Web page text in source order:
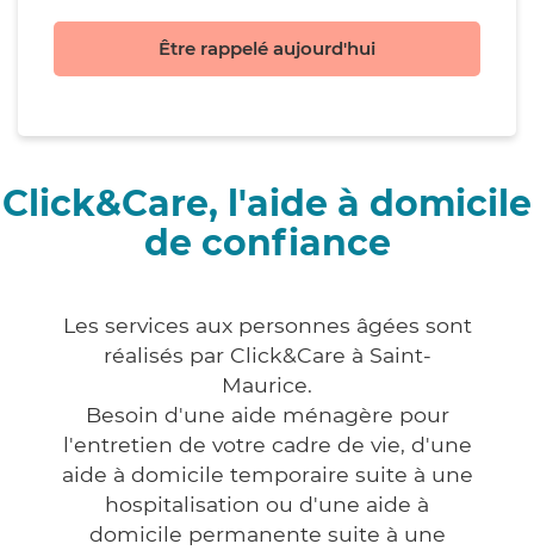
Être rappelé aujourd'hui
Click&Care, l'aide à domicile
de confiance
Les services aux personnes âgées sont
réalisés par Click&Care à Saint-
Maurice.
Besoin d'une aide ménagère pour
l'entretien de votre cadre de vie, d'une
aide à domicile temporaire suite à une
hospitalisation ou d'une aide à
domicile permanente suite à une